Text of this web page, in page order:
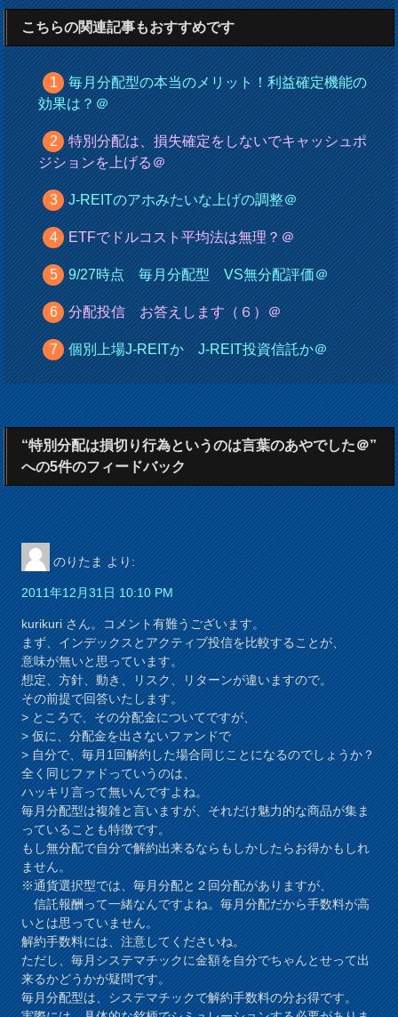
こちらの関連記事もおすすめです
毎月分配型の本当のメリット！利益確定機能の
効果は？＠
特別分配は、損失確定をしないでキャッシュポ
ジションを上げる＠
J-REITのアホみたいな上げの調整＠
ETFでドルコスト平均法は無理？＠
9/27時点 毎月分配型 VS無分配評価＠
分配投信 お答えします（６）＠
個別上場J-REITか J-REIT投資信託か＠
“特別分配は損切り行為というのは言葉のあやでした＠”
への5件のフィードバック
のりたま より:
2011年12月31日 10:10 PM
kurikuri さん。コメント有難うございます。
まず、インデックスとアクティブ投信を比較することが、
意味が無いと思っています。
想定、方針、動き、リスク、リターンが違いますので。
その前提で回答いたします。
> ところで、その分配金についてですが、
> 仮に、分配金を出さないファンドで
> 自分で、毎月1回解約した場合同じことになるのでしょうか？
全く同じファドっていうのは、
ハッキリ言って無いんですよね。
毎月分配型は複雑と言いますが、それだけ魅力的な商品が集ま
っていることも特徴です。
もし無分配で自分で解約出来るならもしかしたらお得かもしれ
ません。
※通貨選択型では、毎月分配と２回分配がありますが、
信託報酬って一緒なんですよね。毎月分配だから手数料が高
いとは思っていません。
解約手数料には、注意してくださいね。
ただし、毎月システマチックに金額を自分でちゃんとせって出
来るかどうかが疑問です。
毎月分配型は、システマチックで解約手数料の分お得です。